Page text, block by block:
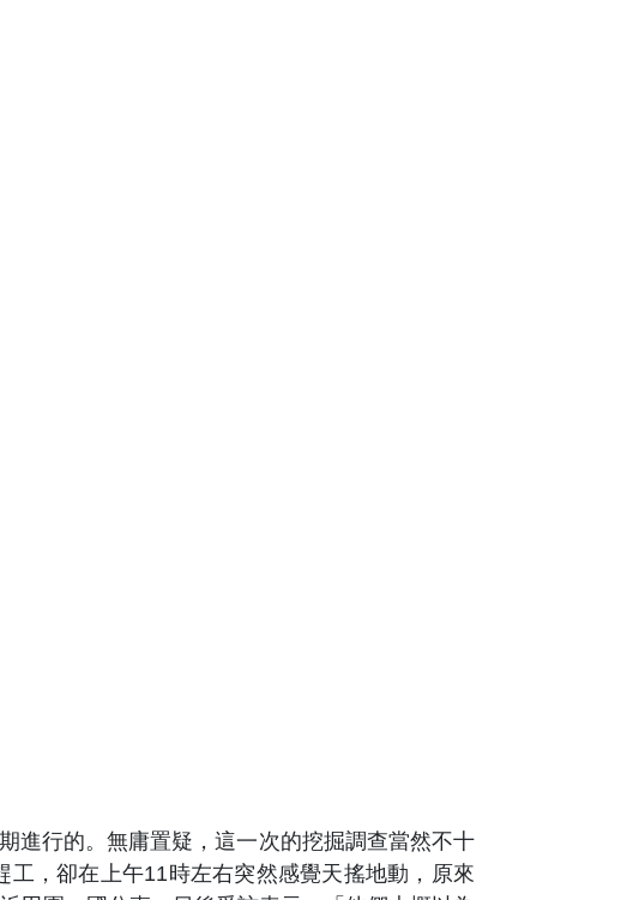
行的。無庸置疑，這一次的挖掘調查當然不十
，卻在上午11時左右突然感覺天搖地動，原來